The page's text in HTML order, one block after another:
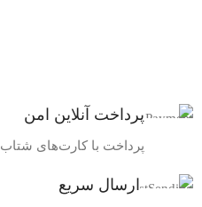
پرداخت آنلاین امن
پرداخت با کارت‌های شتاب
ارسال سریع